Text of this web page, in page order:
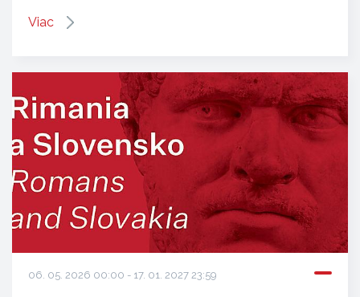
Viac
06. 05. 2026 00:00 - 17. 01. 2027 23:59